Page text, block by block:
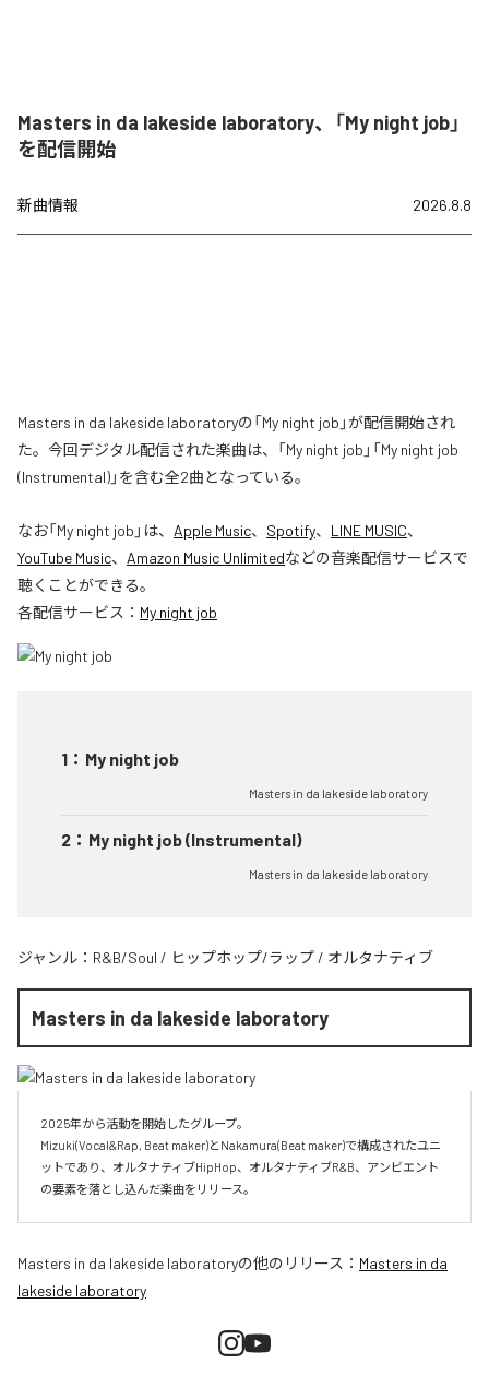
Masters in da lakeside laboratory、「My night job」
を配信開始
新曲情報 2026.8.8
Masters in da lakeside laboratoryの「My night job」が配信開始され
た。今回デジタル配信された楽曲は、「My night job」「My night job
(Instrumental)」を含む全2曲となっている。
なお「My night job 」は、 Apple Music、 Spotify、 LINE MUSIC、
YouTube Music、 Amazon Music Unlimitedなどの音楽配信サービスで
聴くことができる。
各配信サービス： My night job
1 ： My night job
Masters in da lakeside laboratory
2 ： My night job (Instrumental)
Masters in da lakeside laboratory
ジャンル： R&B/Soul / ヒップホップ/ラップ / オルタナティブ
Masters in da lakeside laboratory
2025年から活動を開始したグループ。
Mizuki(Vocal&Rap, Beat maker)とNakamura(Beat maker)で構成されたユニ
ットであり、オルタナティブHipHop、オルタナティブR&B、アンビエント
Masters in da lakeside laboratoryの他のリリース： Masters in da
lakeside laboratory